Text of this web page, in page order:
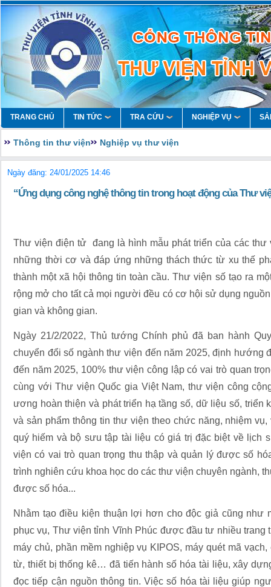
TRANG CHỦ TIN TỨC TRA CỨU NGHIỆP VỤ
Thông tin thư viện Nghiệp vụ thư viện
Ngày đăng: 24/01/2025 14:46
“Ứng dụng công nghệ thông tin trong hoạt động của Thư
Thư viện điện tử đang là hình mẫu phát triển của các thư
những thời cơ và đáp ứng những thách thức từ xu thế
thành một xã hội thông tin toàn cầu. Thư viện số tạo ra
rộng mở cho tất cả mọi người đều có cơ hội sử dụng
gian và không gian.
Ngày 21/2/2022, Thủ tướng Chính phủ đã ban hành
chuyển đổi số ngành thư viện đến năm 2025, định hướng
đến năm 2025, 100% thư viện công lập có vai trò quan
cùng với Thư viện Quốc gia Việt Nam, thư viện công
ương hoàn thiện và phát triển hạ tầng số, dữ liệu số, triển
và sản phẩm thông tin thư viện theo chức năng, nhiệm
quý hiếm và bộ sưu tập tài liệu có giá trị đặc biệt về lịch
viện có vai trò quan trọng thu thập và quản lý được số
trình nghiên cứu khoa học do các thư viện chuyên ngành,
được số hóa...
Nhằm tạo điều kiện thuận lợi hơn cho độc giả cũng như
phục vụ, Thư viện tỉnh Vĩnh Phúc được đầu tư nhiều trang
máy chủ, phần mềm nghiệp vụ KIPOS, máy quét mã
từ, thiết bị thống kê… đã tiến hành số hóa tài liệu, xây
đọc tiếp cận nguồn thông tin. Việc số hóa tài liệu giúp